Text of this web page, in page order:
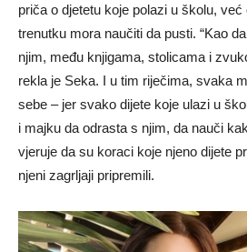
priča o djetetu koje polazi u školu, već
trenutku mora naučiti da pusti. “Kao
njim, među knjigama, stolicama i
rekla je Seka. I u tim riječima, svaka
sebe – jer svako dijete koje ulazi u
i majku da odrasta s njim, da nauči
vjeruje da su koraci koje njeno dijete
njeni zagrljaji pripremili.